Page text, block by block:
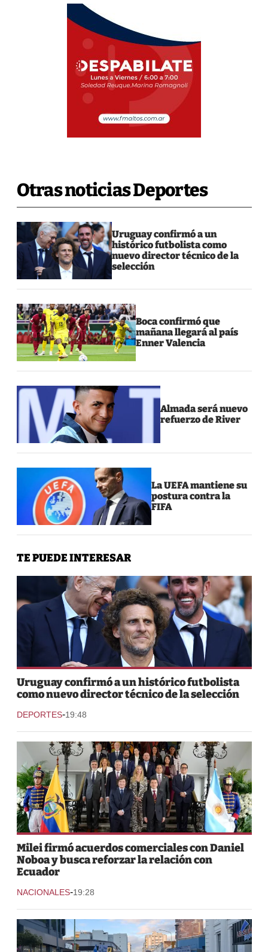
Otras noticias Deportes
Uruguay confirmó a un
histórico futbolista como
nuevo director técnico de la
selección
Boca confirmó que
mañana llegará al país
Enner Valencia
Almada será nuevo
refuerzo de River
La UEFA mantiene su
postura contra la
FIFA
TE PUEDE INTERESAR
Uruguay confirmó a un histórico futbolista
como nuevo director técnico de la selección
DEPORTES-19:48
Milei firmó acuerdos comerciales con Daniel
Noboa y busca reforzar la relación con
Ecuador
NACIONALES-19:28